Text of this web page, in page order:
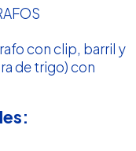
con clip, barril y
de trigo) con